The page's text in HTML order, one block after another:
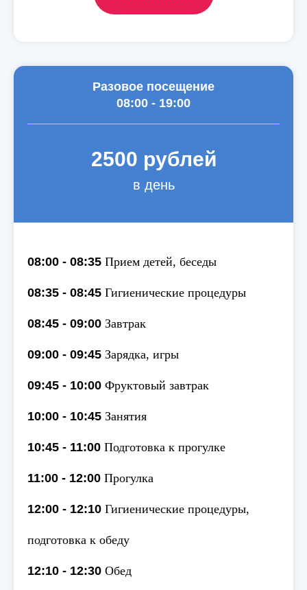
Разовое посещение
08:00 - 19:00
2500 рублей
в день
08:00 - 08:35 Прием детей, беседы
08:35 - 08:45 Гигиенические процедуры
08:45 - 09:00 Завтрак
09:00 - 09:45 Зарядка, игры
09:45 - 10:00 Фруктовый завтрак
10:00 - 10:45 Занятия
10:45 - 11:00 Подготовка к прогулке
11:00 - 12:00 Прогулка
12:00 - 12:10 Гигиенические процедуры,
подготовка к обеду
12:10 - 12:30 Обед